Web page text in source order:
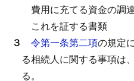
費用に充てる資金の調
これを証する書類
３ 令第一条第二項の規定
る相続人に関する事項は
る。